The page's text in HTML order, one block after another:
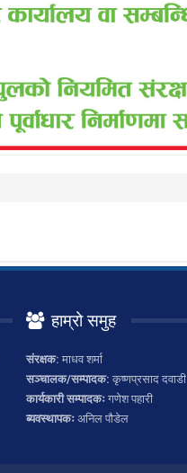
हाम्रो समुह
संरक्षक: माधव शर्मा
सञ्चालक/सम्पादक: कृष्णप्रसाद दवाडी
कार्यकारी सम्पादकःगणेश पहारी
ब्यवस्थापकःअनिल पौडेल